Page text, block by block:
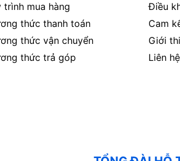
trình mua hàng
thức thanh toán
thức vận chuyển
thức trả góp
Điều
Cam
Giới
Liên hệ